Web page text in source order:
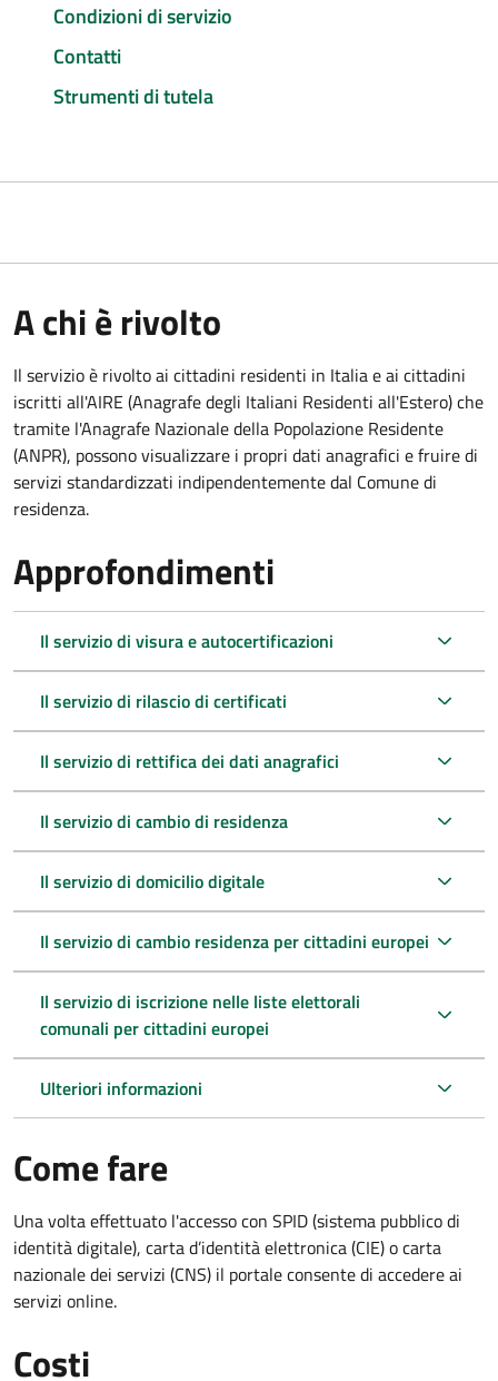
Condizioni di servizio
Contatti
Strumenti di tutela
A chi è rivolto
Il servizio è rivolto ai cittadini residenti in Italia e ai cittadini
iscritti all'AIRE (Anagrafe degli Italiani Residenti all'Estero) che
tramite l'Anagrafe Nazionale della Popolazione Residente
(ANPR), possono visualizzare i propri dati anagrafici e fruire di
servizi standardizzati indipendentemente dal Comune di
residenza.
Approfondimenti
Il servizio di visura e autocertificazioni
Il servizio di rilascio di certificati
Il servizio di rettifica dei dati anagrafici
Il servizio di cambio di residenza
Il servizio di domicilio digitale
Il servizio di cambio residenza per cittadini europei
Il servizio di iscrizione nelle liste elettorali
comunali per cittadini europei
Ulteriori informazioni
Come fare
Una volta effettuato l'accesso con SPID (sistema pubblico di
identità digitale), carta d’identità elettronica (CIE) o carta
nazionale dei servizi (CNS) il portale consente di accedere ai
servizi online.
Costi